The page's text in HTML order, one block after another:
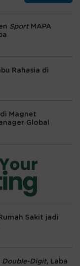
Sport MAPA
Rahasia di
Magnet
Global
Sakit jadi
Double-Digit, Laba